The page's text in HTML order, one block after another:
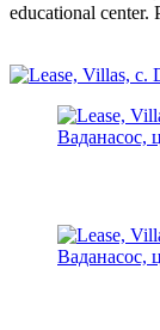
educational center.